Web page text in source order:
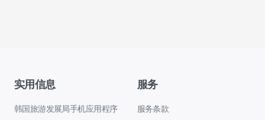
实用信息
韩国旅游发展局手机应用程序
服务
服务条款